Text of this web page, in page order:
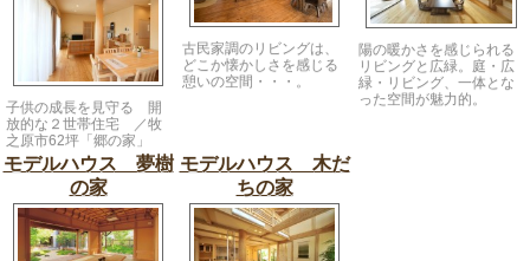
子供の成長を見守る 開
放的な２世帯住宅 ／牧
之原市62坪「郷の家」
古民家調のリビングは、
どこか懐かしさを感じる
憩いの空間・・・。
陽の暖かさを感じられる
リビングと広緑。庭・広
緑・リビング、一体とな
った空間が魅力的。
モデルハウス 夢樹
の家
モデルハウス 木だ
ちの家